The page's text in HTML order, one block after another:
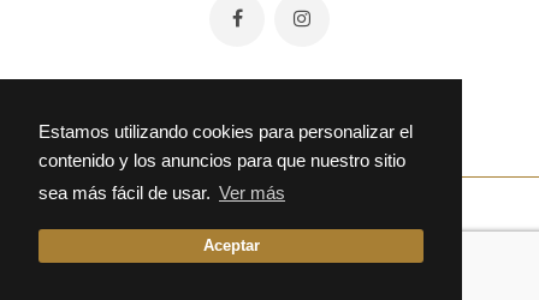
Estamos utilizando cookies para personalizar el
contenido y los anuncios para que nuestro sitio
sea más fácil de usar. Ver más
Aceptar
© 2026 Fonda Alcalá